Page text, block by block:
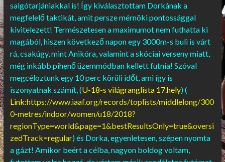
salgótarjániakkal is! Így kiválasztottam Dorkának a
megfelelő taktikát, amit persze mérnöki pontossággal
kivitelezett! Természetesen a maximumot nem futhatta ki
magából, hiszen következő napon egy 3000m-s buli is várt
rá, csakúgy, mint Anikóra, valamint a skóciai verseny miatt,
még inkább pihenő üzemmódban kellett futnia! Szóval
megcéloztunk egy 10 perc körüli időt, ami így is
iszonyatnak számít, (U-18-s világranglista 17.hely) (
Link:https://www.iaaf.org/records/toplists/middlelong/300
0-metres/indoor/women/u18/2018?
regionType=world&page=1&bestResultsOnly=true&oversi
zedTrack=regular) és Dorka, egyenletesen, szépen nyomta
a gázt! Amikor beért a célba, nagyon boldog voltam,